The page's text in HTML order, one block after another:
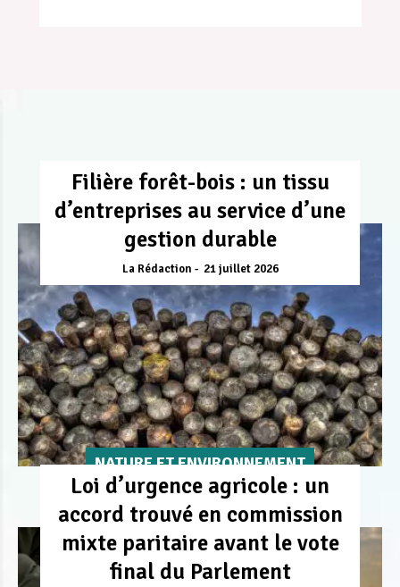
Filière forêt-bois : un tissu
d’entreprises au service d’une
gestion durable
La Rédaction 21 juillet 2026
NATURE ET ENVIRONNEMENT
Loi d’urgence agricole : un
accord trouvé en commission
mixte paritaire avant le vote
final du Parlement